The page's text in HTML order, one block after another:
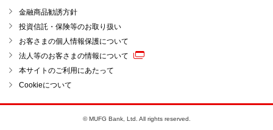
金融商品勧誘方針
投資信託・保険等のお取り扱い
お客さまの個人情報保護について
法人等のお客さまの情報について
本サイトのご利用にあたって
Cookieについて
© MUFG Bank, Ltd. All rights reserved.